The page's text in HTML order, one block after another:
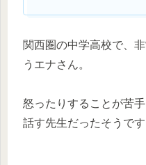
関西圏の中学高校で、
うエナさん。
怒ったりすることが苦
話す先生だったそうです